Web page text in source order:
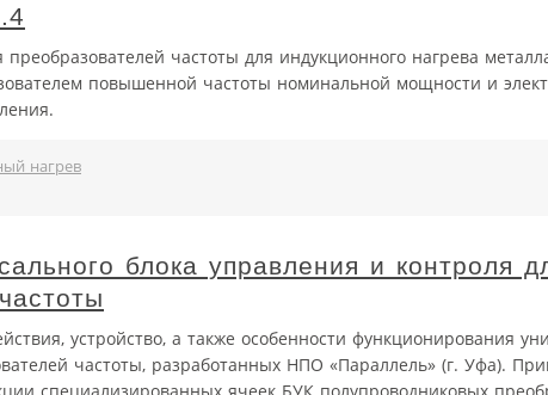
преобразователей частоты для индукционного нагрева
повышенной частоты номинальной мощности и
нагрев
блока управления и контроля
устройство, а также особенности функционирования
частоты, разработанных НПО «Параллель» (г. Уфа).
специализированных ячеек БУК полупроводниковых